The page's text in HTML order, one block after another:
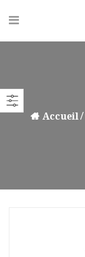
Accueil